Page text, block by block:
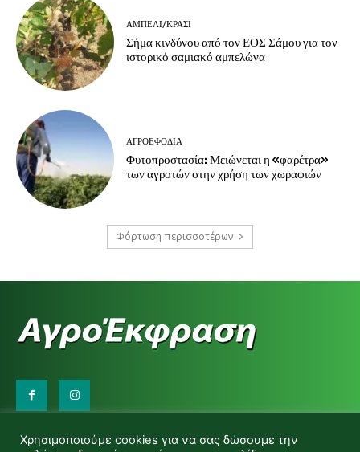
ΑΜΠΈΛΙ/ΚΡΑΣΊ
Σήμα κινδύνου από τον ΕΟΣ Σάμου για τον
ιστορικό σαμιακό αμπελώνα
ΑΓΡΟΕΦΌΔΙΑ
Φυτοπροστασία: Μειώνεται η «φαρέτρα»
των αγροτών στην χρήση των χωραφιών
Φόρτωση περισσοτέρων
d.makas@yahoo.gr
Χρησιμοποιούμε cookies για να σας δώσουμε την